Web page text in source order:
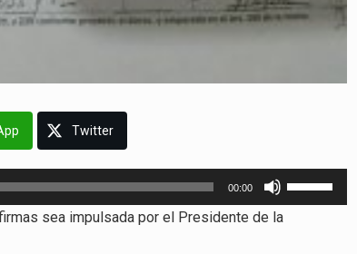
Twitter
00:00
las
sea impulsada por el Presidente de la